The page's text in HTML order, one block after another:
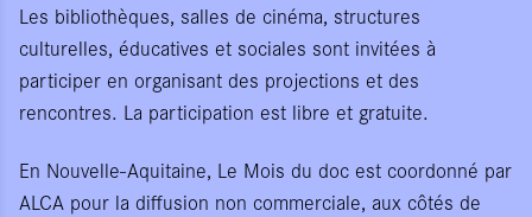
Les bibliothèques, salles de cinéma, structures
culturelles, éducatives et sociales sont invitées à
participer en organisant des projections et des
rencontres. La participation est libre et gratuite.
En Nouvelle-Aquitaine, Le Mois du doc est coordonné par
ALCA pour la diffusion non commerciale, aux côtés de